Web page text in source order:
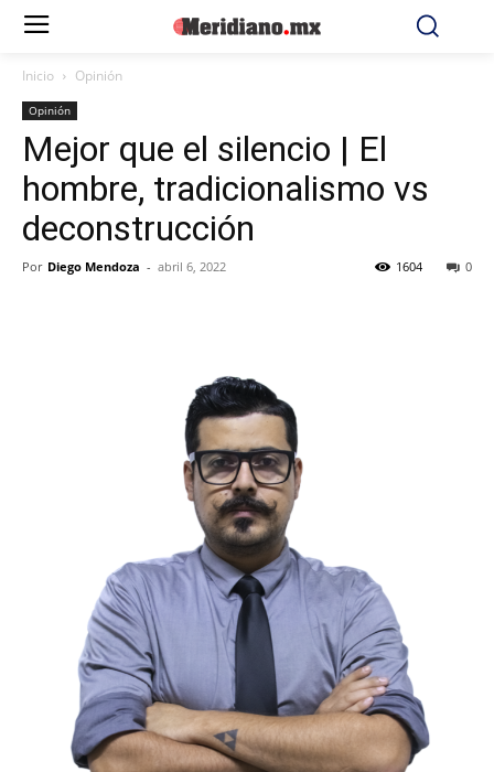
Inicio Opinión
Opinión
Mejor que el silencio | El
hombre, tradicionalismo vs
deconstrucción
Por Diego Mendoza - abril 6, 2022 0
1604